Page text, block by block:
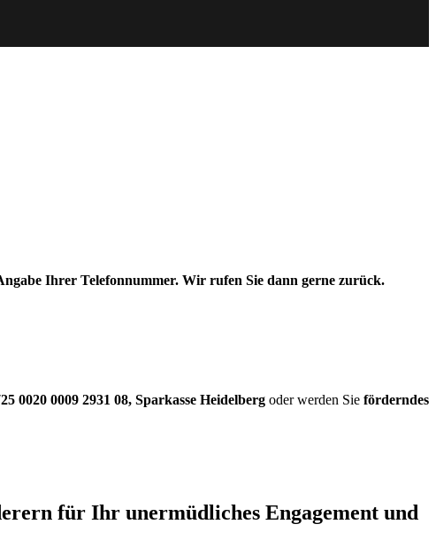
Ihrer Telefonnummer. Wir rufen Sie dann gerne zurück.
0020 0009 2931 08, Sparkasse Heidelberg oder werden Sie förderndes
für Ihr unermüdliches Engagement und